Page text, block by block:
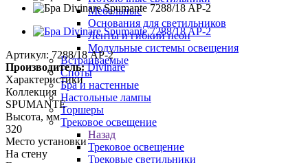
Мебельные
Основания для светильников
Ленты и гибкий неон
Модульные системы освещения
Встраиваемые
Споты
Бра и настенные
Настольные лампы
Торшеры
Трековое освещение
Назад
Трековое освещение
Трековые светильники
Артикул: 7288/18 AP-2
Производитель: Divinare
Характеристики
Коллекция
SPUMANTE
Высота, мм
320
Место установки
На стену